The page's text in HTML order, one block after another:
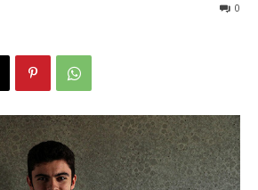
0